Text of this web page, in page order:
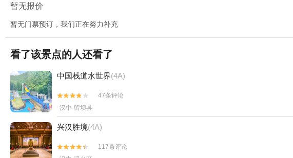
暂无报价
暂无门票预订，我们正在努力补充
看了该景点的人还看了
中国栈道水世界(4A)


47条评论
汉中·留坝县
兴汉胜境(4A)


117条评论